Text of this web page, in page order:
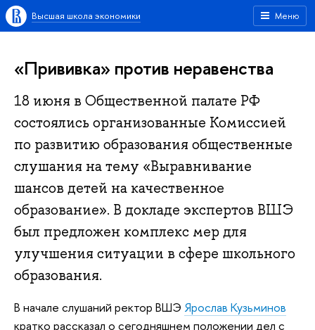
Меню
Высшая школа экономики
«Прививка» против неравенства
18 июня в Общественной палате РФ
состоялись организованные Комиссией
по развитию образования общественные
слушания на тему «Выравнивание
шансов детей на качественное
образование». В докладе экспертов ВШЭ
был предложен комплекс мер для
улучшения ситуации в сфере школьного
образования.
В начале слушаний ректор ВШЭ Ярослав Кузьминов
кратко рассказал о сегодняшнем положении дел с